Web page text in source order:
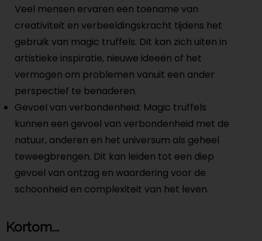
Veel mensen ervaren een toename van
creativiteit en verbeeldingskracht tijdens het
gebruik van magic truffels. Dit kan zich uiten in
artistieke inspiratie, nieuwe ideeën of het
vermogen om problemen vanuit een ander
perspectief te benaderen.
Gevoel van verbondenheid: Magic truffels
kunnen een gevoel van verbondenheid met de
natuur, anderen en het universum als geheel
teweegbrengen. Dit kan leiden tot een diep
gevoel van ontzag en waardering voor de
schoonheid en complexiteit van het leven.
Kortom...